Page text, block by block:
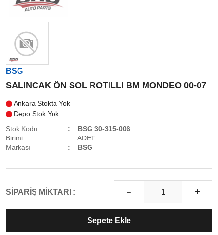
BSG
SALINCAK ÖN SOL ROTILLI BM MONDEO 00-07
Ankara Stokta Yok
Depo Stok Yok
Stok Kodu
BSG 30-315-006
Birimi
ADET
Markası
BSG
SİPARİŞ MİKTARI :
Sepete Ekle